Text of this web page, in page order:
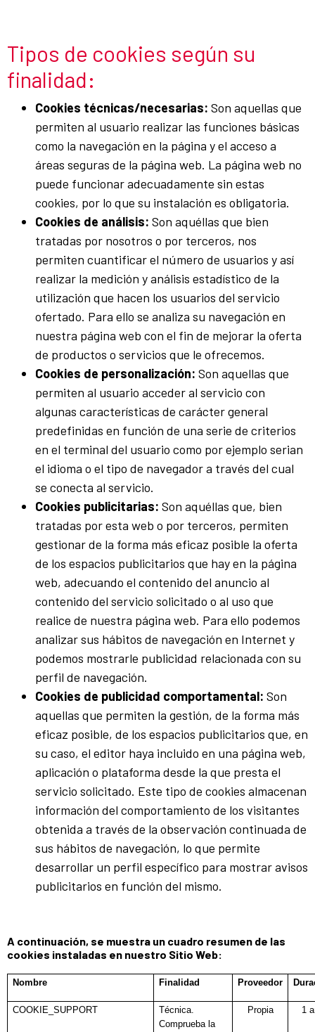
Tipos de cookies según su
finalidad:
Cookies técnicas/necesarias: Son aquellas que
permiten al usuario realizar las funciones básicas
como la navegación en la página y el acceso a
áreas seguras de la página web. La página web no
puede funcionar adecuadamente sin estas
cookies, por lo que su instalación es obligatoria.
Cookies de análisis: Son aquéllas que bien
tratadas por nosotros o por terceros, nos
permiten cuantificar el número de usuarios y así
realizar la medición y análisis estadístico de la
utilización que hacen los usuarios del servicio
ofertado. Para ello se analiza su navegación en
nuestra página web con el fin de mejorar la oferta
de productos o servicios que le ofrecemos.
Cookies de personalización: Son aquellas que
permiten al usuario acceder al servicio con
algunas características de carácter general
predefinidas en función de una serie de criterios
en el terminal del usuario como por ejemplo serian
el idioma o el tipo de navegador a través del cual
se conecta al servicio.
Cookies publicitarias: Son aquéllas que, bien
tratadas por esta web o por terceros, permiten
gestionar de la forma más eficaz posible la oferta
de los espacios publicitarios que hay en la página
web, adecuando el contenido del anuncio al
contenido del servicio solicitado o al uso que
realice de nuestra página web. Para ello podemos
analizar sus hábitos de navegación en Internet y
podemos mostrarle publicidad relacionada con su
perfil de navegación.
Cookies de publicidad comportamental: Son
aquellas que permiten la gestión, de la forma más
eficaz posible, de los espacios publicitarios que, en
su caso, el editor haya incluido en una página web,
aplicación o plataforma desde la que presta el
servicio solicitado. Este tipo de cookies almacenan
información del comportamiento de los visitantes
obtenida a través de la observación continuada de
sus hábitos de navegación, lo que permite
desarrollar un perfil específico para mostrar avisos
publicitarios en función del mismo.
A continuación, se muestra un cuadro resumen de las
cookies instaladas en nuestro Sitio Web:​​​
Nombre Finalidad Proveedor
COOKIE_SUPPORT
Técnica.
Comprueba la
Propia 1